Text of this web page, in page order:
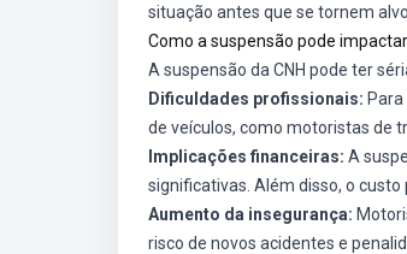
situação antes que se tornem
Como a suspensão pode
A suspensão da CNH pode ter
Dificuldades profissionais:
de veículos, como motoristas de
Implicações financeiras: A
significativas. Além disso, o
Aumento da insegurança:
risco de novos acidentes e